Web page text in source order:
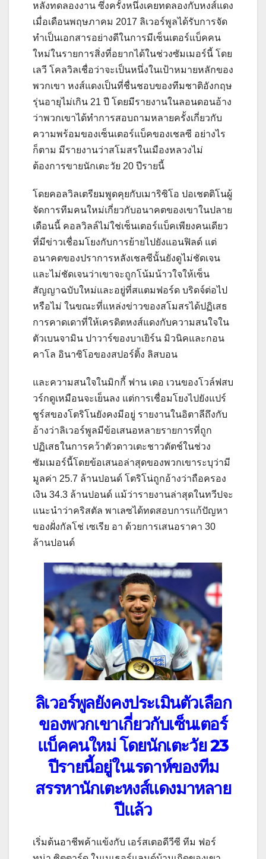
หลังทดลองงาน ซึ่งครั้งหนึ่งเคยทดลองกับหงส์แดง
เมื่อเดือนพฤษภาคม 2017 ลิเวอร์พูลได้รับการจัด
ทำเป็นเอกสารอย่างดีในการมีเซ็นเตอร์แบ็คคน
ใหม่ในรายการสิ่งที่อยากได้ในช่วงซัมเมอร์นี้ โดย
เลวี โคลวิลเชื่อว่าจะเป็นหนึ่งในเป้าหมายหลักของ
พวกเขา หงส์แดงเป็นที่ชื่นชอบของทีมชาติอังกฤษ
รุ่นอายุไม่เกิน 21 ปี โดยมีรายงานในลอนดอนอ้าง
ว่าพวกเขาได้ทำการสอบถามหลายครั้งเกี่ยวกับ
ความพร้อมของเซ็นเตอร์แบ็คของเชลซี อย่างไร
ก็ตาม มีรายงานว่าสโมสรในเมืองหลวงไม่
ต้องการขายนักเตะวัย 20 ปีรายนี้
โดยคอลวิลเตรียมพูดคุยกับเมาริซิโอ ปอเชตติโนผู้
จัดการทีมคนใหม่เกี่ยวกับอนาคตของเขาในปลาย
เดือนนี้ คอลวิลล์ไม่ใช่เซ็นเตอร์แบ็คเพียงคนเดียว
ที่มีข่าวเชื่อมโยงกับการย้ายไปยังแอนฟิลด์ แต่
อนาคตของปราการหลังเชลซีนั้นยังดูไม่ชัดเจน
และไม่ชัดเจนว่าเขาจะถูกโน้มน้าวใจให้เซ็น
สัญญาฉบับใหม่และอยู่ที่สแตมฟอร์ด บริดจ์ต่อไป
หรือไม่ ในขณะที่แหล่งข่าวของสโมสรได้ปฏิเสธ
การคาดเดาที่ให้เครดิตหงส์แดงกับความสนใจใน
ตัวเบนจามิน ปาวาร์ของบาเยิร์น มิวนิคและกอน
คาโล อินาซิโอของสปอร์ติ้ง ลิสบอน
และความสนใจในมิกกี้ ฟาน เดอ เวนของโวล์ฟสบ
วร์กดูเหมือนจะเย็นลง แต่การเชื่อมโยงไปยังแปร์
ชูร์สของโตริโนยังคงมีอยู่ รายงานในอิตาลีถึงกับ
อ้างว่าลิเวอร์พูลมีข้อเสนอหลายรายการที่ถูก
ปฏิเสธในการคว้าตัวดาวเตะชาวดัตช์ในช่วง
ซัมเมอร์นี้โดยข้อเสนอล่าสุดของพวกเขาระบุว่ามี
มูลค่า 25.7 ล้านปอนด์ โตริโน่ถูกอ้างว่าถือครอง
เงิน 34.3 ล้านปอนด์ แม้ว่ารายงานล่าสุดในทวีปจะ
แนะนำว่าคริสตัล พาเลซได้ทดสอบการแก้ปัญหา
ของฝั่งกัลโช่ เซเรีย อา ด้วยการเสนอราคา 30
ล้านปอนด์
ลิเวอร์พูลยังคงประเมินตัวเลือก
ของพวกเขาเกี่ยวกับเซ็นเตอร์
แบ็คคนใหม่ โดยนักเตะวัย 23
ปีรายนี้อยู่ในเรดาห์ของทีม
สรรหานักเตะหงส์แดงมาหลาย
ปีแล้ว
เริ่มต้นอาชีพค้าแข้งกับ เอร์สเตอดีวีซี ทีม ฟอร์